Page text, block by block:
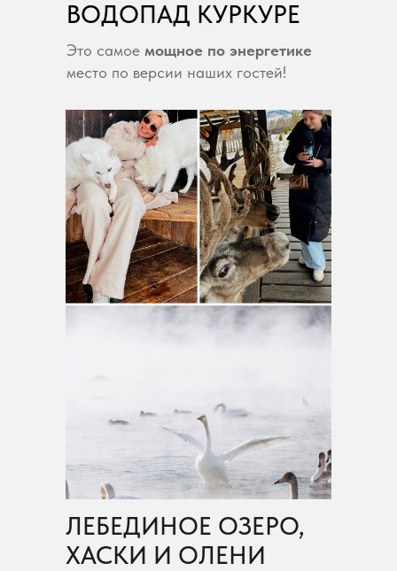
ВОДОПАД КУРКУРЕ
ЛЕБЕДИНОЕ ОЗЕРО,
ХАСКИ И ОЛЕНИ
Это самое мощное по энергетике
место по версии наших гостей!